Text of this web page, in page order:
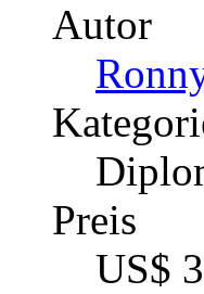
Autor
Preis
US$